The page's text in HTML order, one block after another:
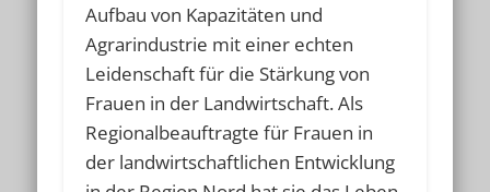
Aufbau von Kapazitäten und
Agrarindustrie mit einer echten
Leidenschaft für die Stärkung von
Frauen in der Landwirtschaft. Als
Regionalbeauftragte für Frauen in
der landwirtschaftlichen Entwicklung